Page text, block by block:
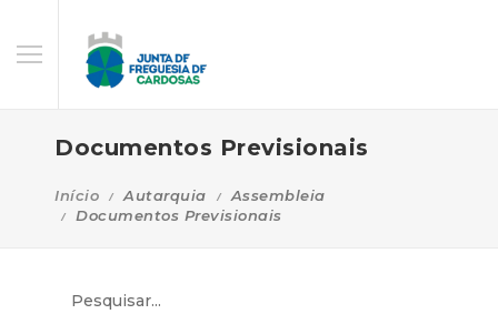
Documentos Previsionais
Início Autarquia
Assembleia
Documentos Previsionais